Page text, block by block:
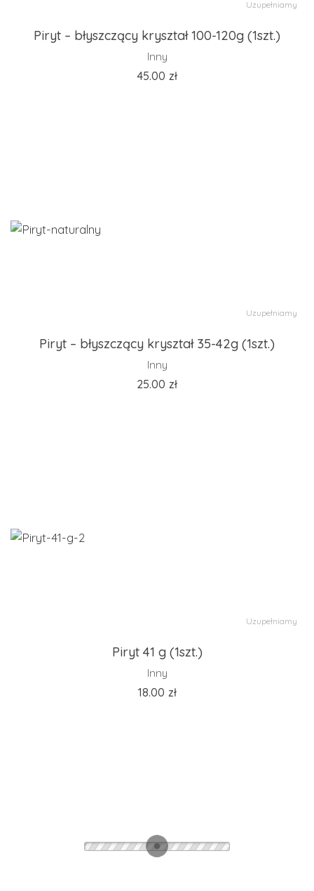
Uzupełniamy
Piryt – błyszczący kryształ 100-120g (1szt.)
Inny
45.00 zł
Uzupełniamy
Piryt – błyszczący kryształ 35-42g (1szt.)
Inny
25.00 zł
Uzupełniamy
Piryt 41 g (1szt.)
Inny
18.00 zł